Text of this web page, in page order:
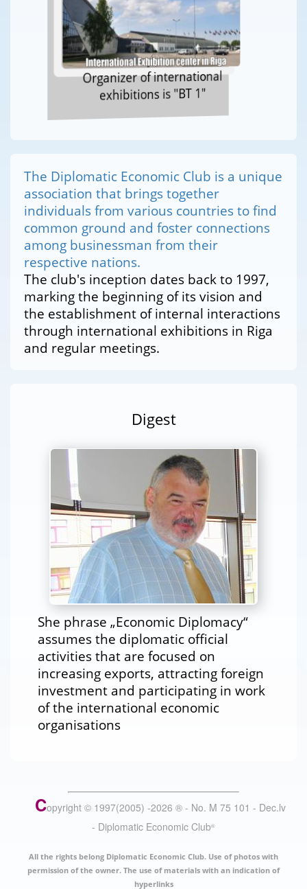
Organizer of international
exhibitions is "BT 1"
The Diplomatic Economic Club is a unique
association that brings together
individuals from various countries to find
common ground and foster connections
among businessman from their
respective nations.
The club's inception dates back to 1997,
marking the beginning of its vision and
the establishment of internal interactions
through international exhibitions in Riga
and regular meetings.
Digest
She phrase „Economic Diplomacy“
assumes the diplomatic official
activities that are focused on
increasing exports, attracting foreign
investment and participating in work
of the international economic
organisations
Copyright © 1997(2005) -2026 ® - No. M 75 101 - Dec.lv
- Diplomatic Economic Club®
All the rights belong Diplomatic Economic Club. Use of photos with
permission of the owner. The use of materials with an indication of
hyperlinks